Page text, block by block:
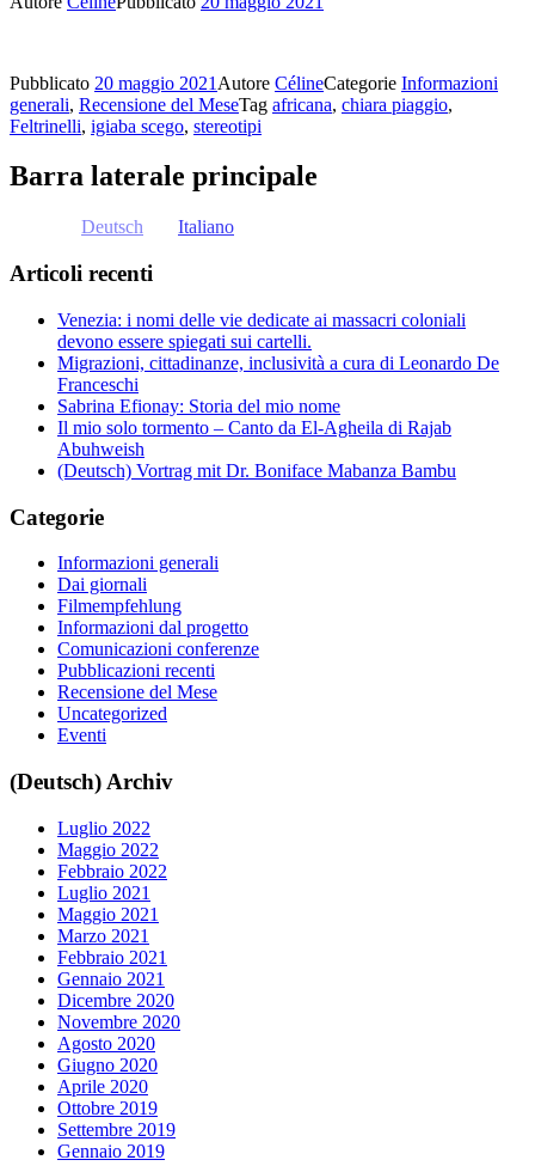
Pubblicato 20 maggio 2021 Autore CélineCategorie Informazioni
generali, Recensione del MeseTag africana, chiara piaggio,
Feltrinelli, igiaba scego, stereotipi
Barra laterale principale
Deutsch Italiano
Articoli recenti
Venezia: i nomi delle vie dedicate ai massacri coloniali
devono essere spiegati sui cartelli.
Migrazioni, cittadinanze, inclusività a cura di Leonardo De
Franceschi
Sabrina Efionay: Storia del mio nome
Il mio solo tormento – Canto da El-Agheila di Rajab
Abuhweish
(Deutsch) Vortrag mit Dr. Boniface Mabanza Bambu
Categorie
Informazioni generali
Dai giornali
Filmempfehlung
Informazioni dal progetto
Comunicazioni conferenze
Pubblicazioni recenti
Recensione del Mese
Uncategorized
Eventi
(Deutsch) Archiv
Luglio 2022
Maggio 2022
Febbraio 2022
Luglio 2021
Maggio 2021
Marzo 2021
Febbraio 2021
Gennaio 2021
Dicembre 2020
Novembre 2020
Agosto 2020
Giugno 2020
Aprile 2020
Ottobre 2019
Settembre 2019
Gennaio 2019